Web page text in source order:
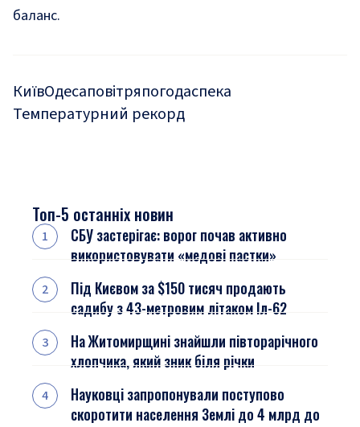
баланс.
КиївОдесаповітряпогодаспека
Температурний рекорд
Топ-5 останніх новин
СБУ застерігає: ворог почав активно
використовувати «медові пастки»
Під Києвом за $150 тисяч продають
садибу з 43-метровим літаком Іл-62
На Житомирщині знайшли півторарічного
хлопчика, який зник біля річки
Науковці запропонували поступово
скоротити населення Землі до 4 млрд до